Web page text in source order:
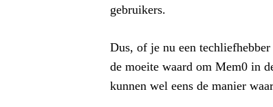
gebruikers.
Dus, of je nu een
de moeite waard om Mem0 in
kunnen wel eens de manier